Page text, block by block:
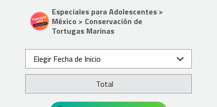
Especiales para Adolescentes >
México > Conservación de
Tortugas Marinas
Elegir Fecha de Inicio
Total